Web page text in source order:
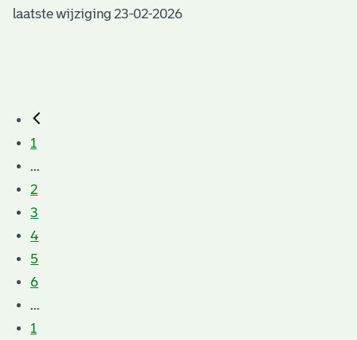
laatste wijziging 23-02-2026
1
...
2
3
4
5
6
...
1